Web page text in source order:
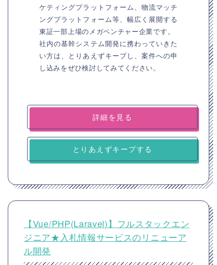
ケティングプラットフォーム、物流マッチ
ングプラットフォーム等、幅広く展開する
東証一部上場のメガベンチャー企業です。
社内の基幹システム開発に携わっていきた
い方は、とりあえずキープし、案件への申
し込みをぜひ検討してみてください。
詳細を見る
とりあえずキープする
【Vue/PHP(Laravel)】フルスタックエン
ジニア★入札情報サービスのリニューア
ル開発